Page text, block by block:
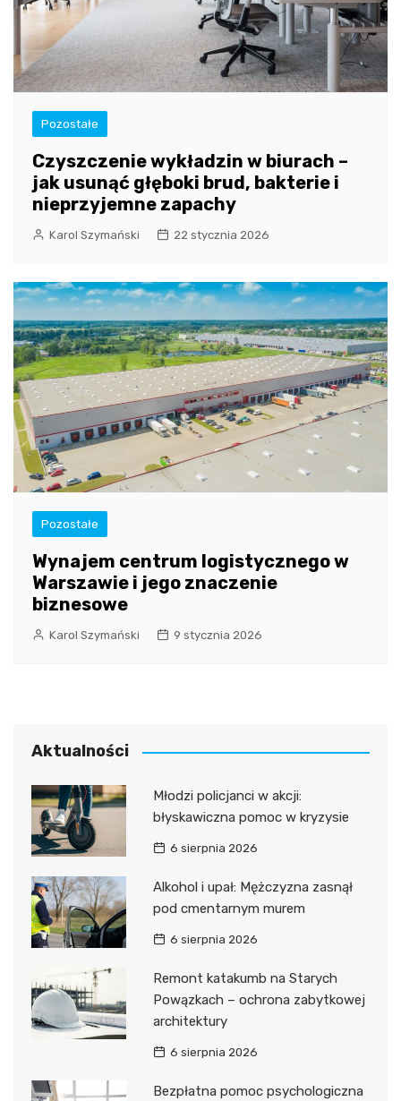
Pozostałe
Czyszczenie wykładzin w biurach –
jak usunąć głęboki brud, bakterie i
nieprzyjemne zapachy
Karol Szymański 22 stycznia 2026
Pozostałe
Wynajem centrum logistycznego w
Warszawie i jego znaczenie
biznesowe
Karol Szymański 9 stycznia 2026
Aktualności
Młodzi policjanci w akcji:
błyskawiczna pomoc w kryzysie
6 sierpnia 2026
Alkohol i upał: Mężczyzna zasnął
pod cmentarnym murem
6 sierpnia 2026
Remont katakumb na Starych
Powązkach – ochrona zabytkowej
architektury
6 sierpnia 2026
Bezpłatna pomoc psychologiczna